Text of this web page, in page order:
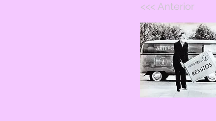
<<< Anterior